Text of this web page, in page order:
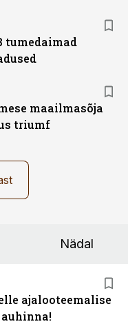
tumedaimad
maailmasõja
triumf
Nädal
ajalooteemalise